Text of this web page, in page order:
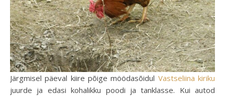
Järgmisel päeval kiire põige möödasõidul Vastseliina kiriku
juurde ja edasi kohalikku poodi ja tanklasse. Kui autod